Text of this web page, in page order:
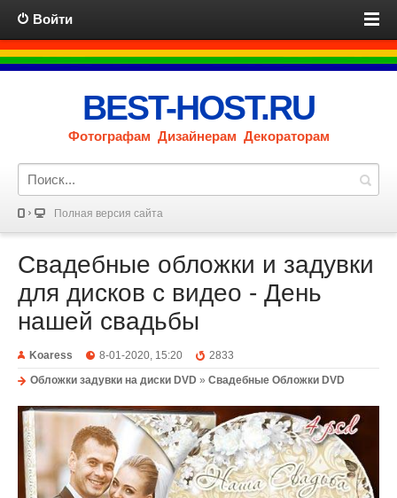
Войти
BEST-HOST.RU
Фотографам Дизайнерам Декораторам
Полная версия сайта
Свадебные обложки и задувки
для дисков с видео - День
нашей свадьбы
Koaress 8-01-2020, 15:20
2833
Обложки задувки на диски DVD » Свадебные Обложки DVD